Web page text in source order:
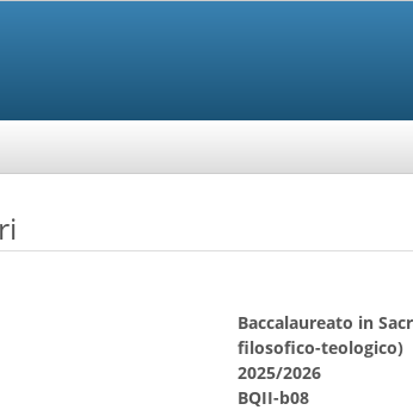
Baccalaureato in
filosofico-teologico)
2025/2026
BQII-b08